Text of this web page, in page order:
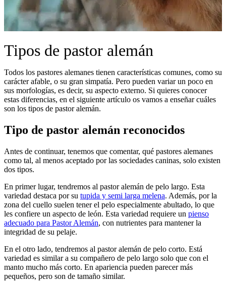
Tipos de pastor alemán
Todos los pastores alemanes tienen características comunes, como su
carácter afable, o su gran simpatía. Pero pueden variar un poco en
sus morfologías, es decir, su aspecto externo. Si quieres conocer
estas diferencias, en el siguiente artículo os vamos a enseñar cuáles
son los tipos de pastor alemán.
Tipo de pastor alemán reconocidos
Antes de continuar, tenemos que comentar, qué pastores alemanes
como tal, al menos aceptado por las sociedades caninas, solo existen
dos tipos.
En primer lugar, tendremos al pastor alemán de pelo largo. Esta
variedad destaca por su tupida y semi larga melena. Además, por la
zona del cuello suelen tener el pelo especialmente abultado, lo que
les confiere un aspecto de león. Esta variedad requiere un pienso
adecuado para Pastor Alemán, con nutrientes para mantener la
integridad de su pelaje.
En el otro lado, tendremos al pastor alemán de pelo corto. Está
variedad es similar a su compañero de pelo largo solo que con el
manto mucho más corto. En apariencia pueden parecer más
pequeños, pero son de tamaño similar.